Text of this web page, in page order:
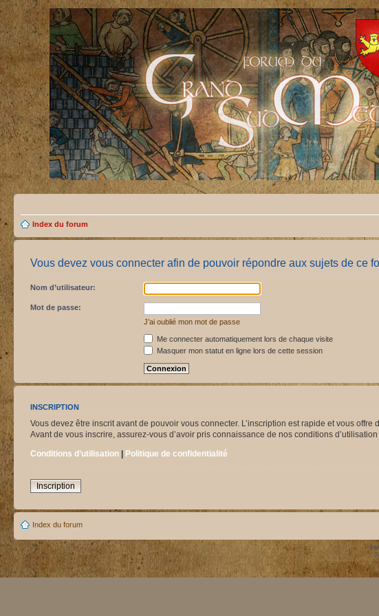
Index du forum
Vous devez vous connecter afin de pouvoir répondre aux sujets de ce
Nom d’utilisateur:
Mot de passe:
J’ai oublié mon mot de passe
Me connecter automatiquement lors de chaque visite
Masquer mon statut en ligne lors de cette session
INSCRIPTION
Vous devez être inscrit avant de pouvoir vous connecter. L’inscription est rapide et vous
Avant de vous inscrire, assurez-vous d’avoir pris connaissance de nos conditions
Conditions d’utilisation | Politique de confidentialité
Inscription
Index du forum